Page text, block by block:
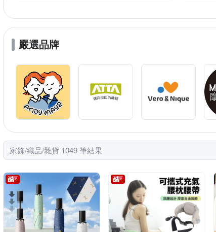
嚴選品牌
家飾/織品/雜貨 1049 筆結果